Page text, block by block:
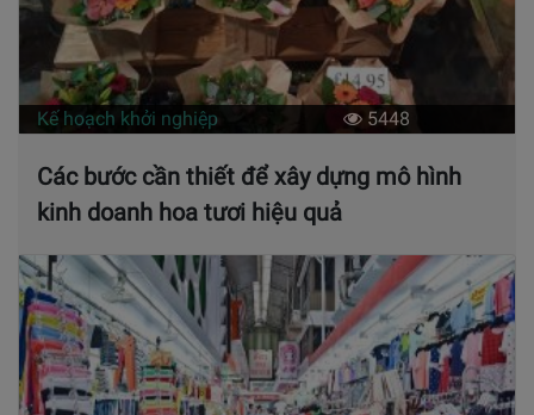
Kế hoạch khởi nghiệp 5448
Các bước cần thiết để xây dựng mô hình
kinh doanh hoa tươi hiệu quả